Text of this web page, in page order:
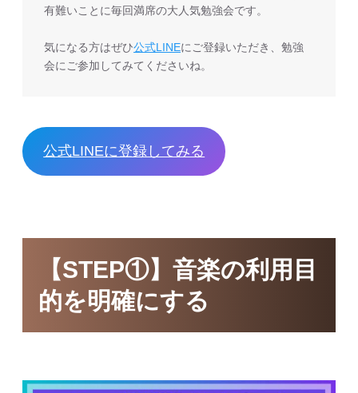
有難いことに毎回満席の大人気勉強会です。
気になる方はぜひ公式LINEにご登録いただき、勉強
会にご参加してみてくださいね。
公式LINEに登録してみる
【STEP①】音楽の利用目
的を明確にする